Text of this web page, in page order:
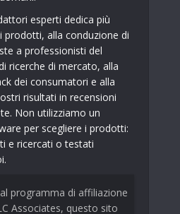
esperti dedica più
prodotti, alla conduzione di
a professionisti del
ricerche di mercato, alla
dei consumatori e alla
risultati in recensioni
Non utilizziamo un
per scegliere i prodotti:
e ricercati o testati
programma di affiliazione
Associates, questo sito